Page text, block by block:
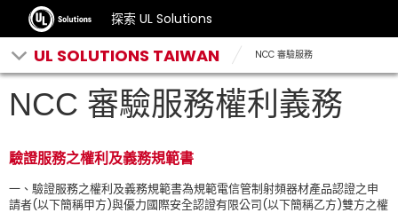
探索 UL Solutions
UL SOLUTIONS TAIWAN NCC 審驗服務
NCC 審驗服務權利義務
驗證服務之權利及義務規範書
一、驗證服務之權利及義務規範書為規範電信管制射頻器材產品認證之申
請者(以下簡稱甲方)與優力國際安全認證有限公司(以下簡稱乙方)雙方之權